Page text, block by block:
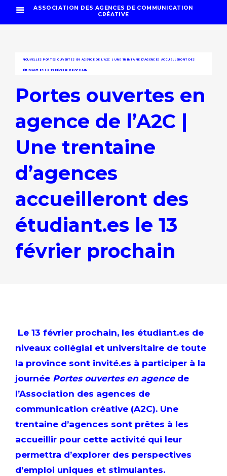
ASSOCIATION DES AGENCES DE COMMUNICATION
CRÉATIVE
NOUVELLES PORTES OUVERTES EN AGENCE DE L’A2C | UNE TRENTAINE D’AGENCES ACCUEILLERONT DES
ÉTUDIANT.ES LE 13 FÉVRIER PROCHAIN
Portes ouvertes en
agence de l’A2C |
Une trentaine
d’agences
accueilleront des
étudiant.es le 13
février prochain
Le 13 février prochain, les étudiant.es de
niveaux collégial et universitaire de toute
la province sont invité.es à participer à la
journée Portes ouvertes en agencede
l’Association des agences de
communication créative (A2C). Une
trentaine d’agences sont prêtes à les
accueillir pour cette activité qui leur
permettra d’explorer des perspectives
d’emploi uniques et stimulantes.